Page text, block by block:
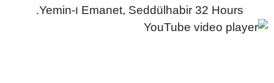
Emanet, Seddülhabir 32 Hours ו-Yemin.